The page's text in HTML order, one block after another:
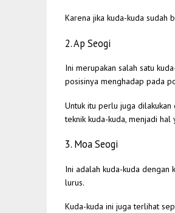
Karena jika kuda-kuda sudah
2. Ap Seogi
Ini merupakan salah satu
posisinya menghadap pada
Untuk itu perlu juga
teknik kuda-kuda, menjadi
3. Moa Seogi
Ini adalah kuda-kuda dengan
lurus.
Kuda-kuda ini juga terlihat